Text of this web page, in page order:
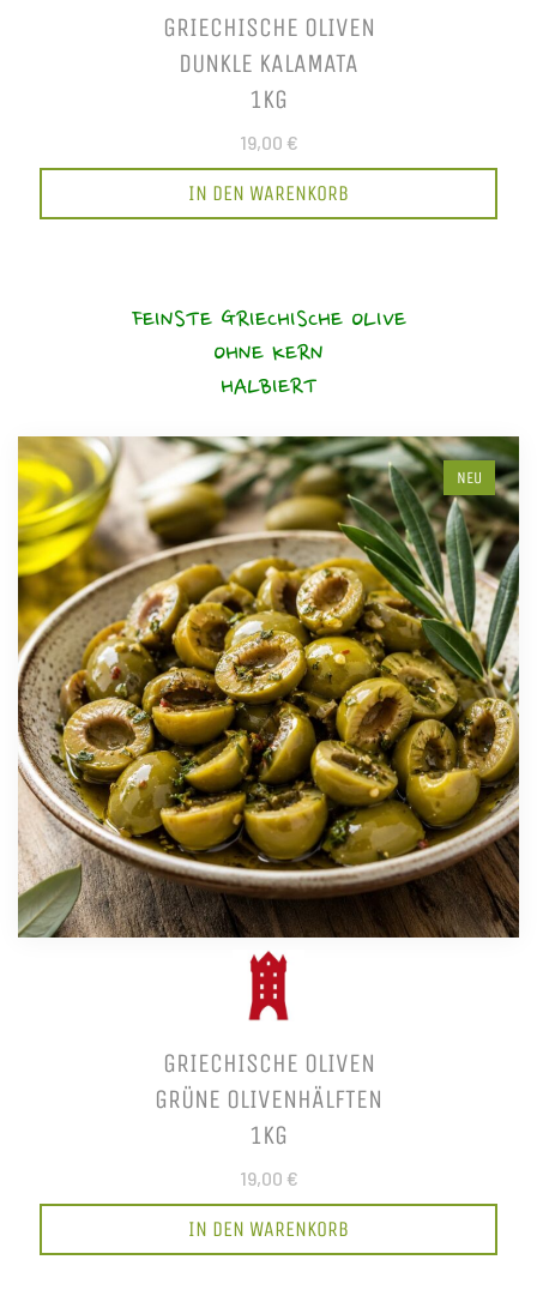
GRIECHISCHE OLIVEN
DUNKLE KALAMATA
1KG
19,00 €
IN DEN WARENKORB
FEINSTE GRIECHISCHE OLIVE
OHNE KERN
HALBIERT
NEU
GRIECHISCHE OLIVEN
GRÜNE OLIVENHÄLFTEN
1KG
19,00 €
IN DEN WARENKORB